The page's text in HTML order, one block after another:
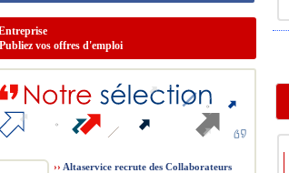
vos offres d'emploi
›› Altaservice recrute des Collaborateurs